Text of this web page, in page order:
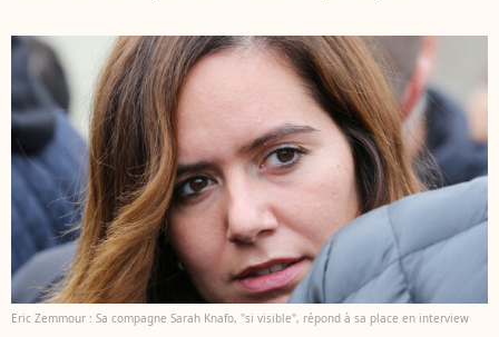
Eric Zemmour : Sa compagne Sarah Knafo, "si visible", répond à sa place en interview